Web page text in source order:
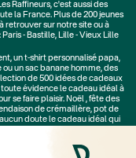
Raffineurs, c'est aussi des
la France. Plus de200 jeunes
retrouver sur notre site ou à
Paris - Bastille, Lille - Vieux Lille
, unt-shirt personnalisé papa,
ou unsac banane homme, des
de500 idées de cadeaux
évidence le cadeau idéal à
se faire plaisir. Noël,fête des
de crémaillère, pot de
doute le cadeau idéal qui
Cadeaux Fête des Mères